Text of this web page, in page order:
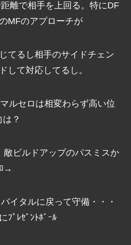
離で相手を上回る。特にDF
MFのアプローチが
てるし相手のサイドチェン
して対応してるし。
ルセロは相変わらず高い位
？
敵ビルドアップのパスミスか
→
イタルに戻って守備・・・
ﾌﾟﾚｾﾞﾝﾄﾎﾞｰﾙ